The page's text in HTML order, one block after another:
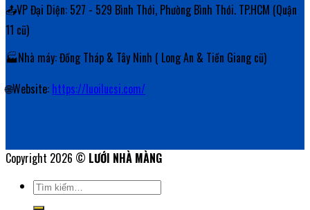
📤VP Đại Diện: 527 - 529 Bình Thới, Phường Bình Thới. TP.HCM (Quận
11 cũ)
🏭Nhà máy: Đồng Tháp & Tây Ninh ( Long An & Tiền Giang cũ)
🌐Website: https://luoilucsi.com/
Copyright 2026 © LƯỚI NHÀ MÀNG
Tìm